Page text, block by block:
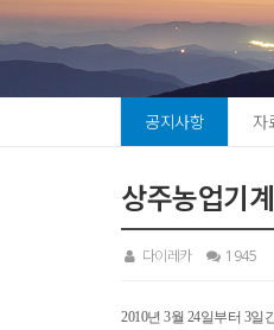
공지사항 자
상주농업기
다이레카 1945
2010년 3월 24일부터 3일